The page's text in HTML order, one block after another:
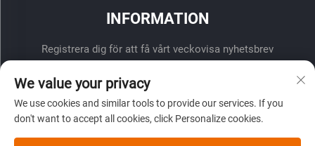
INFORMATION
Registrera dig för att få vårt veckovisa nyhetsbrev
We value your privacy
We use cookies and similar tools to provide our services. If you
don't want to accept all cookies, click Personalize cookies.